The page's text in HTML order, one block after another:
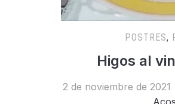
POSTRES,
Higos al
2 de noviembre de 2021